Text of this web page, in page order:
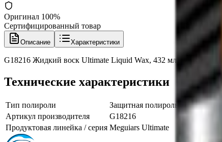
Оригинал 100%
Сертифицированный товар
Описание Характеристики
G18216 Жидкий воск Ultimate Liquid Wax, 432 мл, Meguiars
Технические характеристики
Тип полироли
Защитная полироль, силант, воск
Артикул производителя
G18216
Продуктовая линейка / серия Meguiars Ultimate